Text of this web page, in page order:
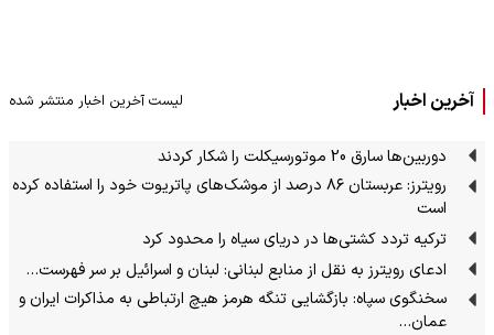
آخرین اخبار لیست آخرین اخبار منتشر شده
دوربین‌ها سارق 20 موتورسیکلت را شکار کردند
رویترز: عربستان ۸۶ درصد از موشک‌های پاتریوت خود را استفاده کرده
است
ترکیه تردد کشتی‌ها در دریای سیاه را محدود کرد
ادعای رویترز به نقل از منابع لبنانی: لبنان و اسرائیل بر سر فهرست…
سخنگوی سپاه: بازگشایی تنگه هرمز هیچ ارتباطی به مذاکرات ایران و
عمان…